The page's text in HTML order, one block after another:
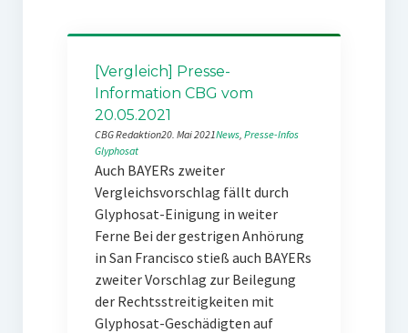
[Vergleich] Presse-
Information CBG vom
20.05.2021
CBG Redaktion20. Mai 2021News, Presse-Infos
Glyphosat
Auch BAYERs zweiter
Vergleichsvorschlag fällt durch
Glyphosat-Einigung in weiter
Ferne Bei der gestrigen Anhörung
in San Francisco stieß auch BAYERs
zweiter Vorschlag zur Beilegung
der Rechtsstreitigkeiten mit
Glyphosat-Geschädigten auf